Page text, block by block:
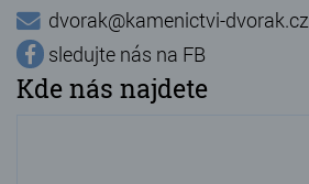
dvorak@kamenictvi-dvorak.cz
sledujte nás na FB
Kde nás najdete